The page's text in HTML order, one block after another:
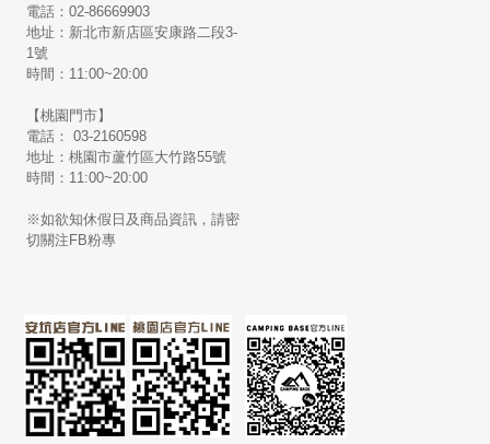
電話：02-86669903
地址：新北市新店區安康路二段3-
1號
時間：11:00~20:00
【桃園門市】
電話： 03-2160598
地址：桃園市蘆竹區大竹路55號
時間：11:00~20:00
※如欲知休假日及商品資訊，請密
切關注FB粉專